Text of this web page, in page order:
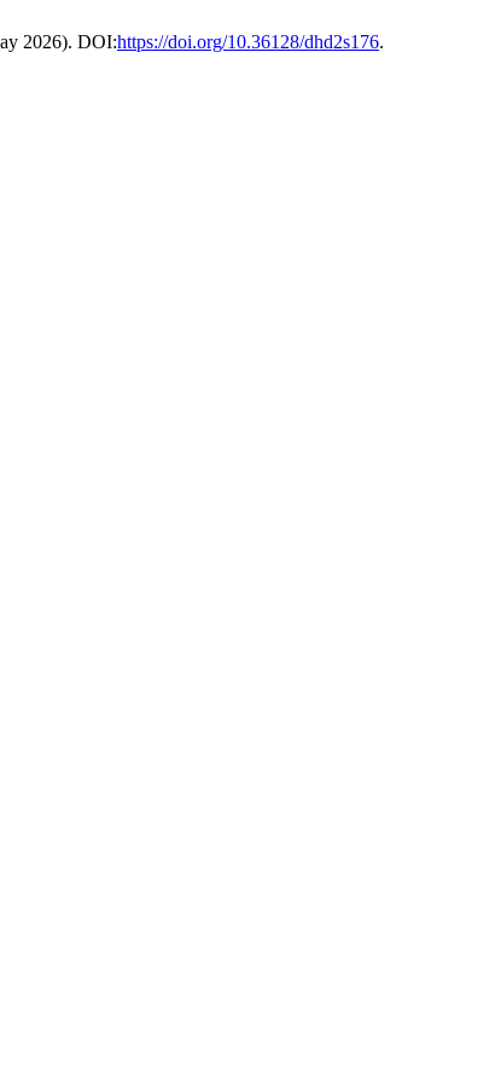
2026). DOI:https://doi.org/10.36128/dhd2s176.